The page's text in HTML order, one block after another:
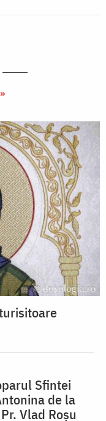
Sfintei
de la
Vlad Roșu